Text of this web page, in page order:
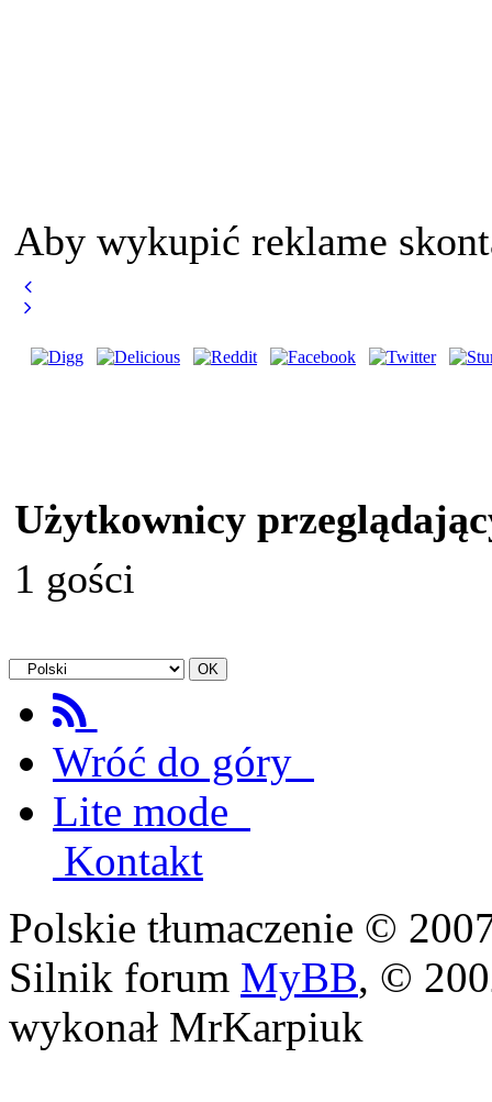
Aby wykupić reklame
Użytkownicy
1 gości
Wróć do góry
Lite mode
Kontakt
Polskie tłumaczenie ©
Silnik forum MyBB, ©
wykonał MrKarpiuk